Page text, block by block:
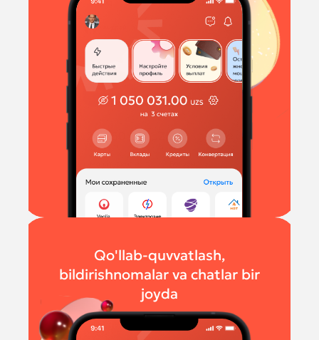
Qo'llab-quvvatlash,
bildirishnomalar va chatlar bir
joyda